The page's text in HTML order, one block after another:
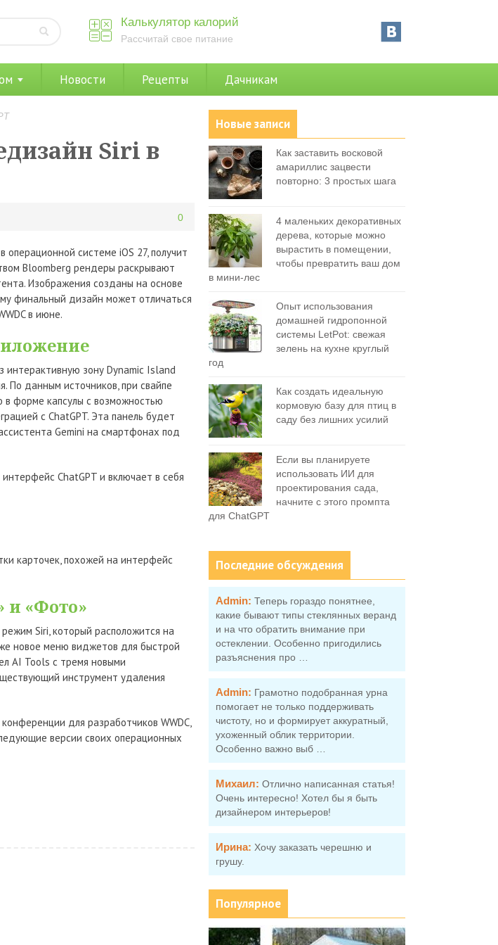
Калькулятор калорий
Рассчитай свое питание
Новости Рецепты Дачникам
Siri в
0
системе iOS 27, получит
Bloomberg рендеры раскрывают
Изображения созданы на основе
финальный дизайн может отличаться
в июне.
интерактивную зону Dynamic Island
По данным источников, при свайпе
в форме капсулы с возможностью
с ChatGPT. Эта панель будет
Gemini на смартфонах под
ChatGPT и включает в себя
карточек, похожей на интерфейс
и «Фото»
Siri, который расположится на
новое меню виджетов для быстрой
AI Tools с тремя новыми
инструмент удаления
для разработчиков WWDC,
версии своих операционных
Новые записи
Как заставить восковой
амариллис зацвести
повторно: 3 простых шага
4 маленьких декоративных
дерева, которые можно
вырастить в помещении,
чтобы превратить ваш дом
в мини-лес
Опыт использования
домашней гидропонной
системы LetPot: свежая
зелень на кухне круглый
год
Как создать идеальную
кормовую базу для птиц в
саду без лишних усилий
Если вы планируете
использовать ИИ для
проектирования сада,
начните с этого промпта
для ChatGPT
Последние обсуждения
Admin: Теперь гораздо понятнее,
какие бывают типы стеклянных веранд
и на что обратить внимание при
остеклении. Особенно пригодились
разъяснения про …
Admin: Грамотно подобранная урна
помогает не только поддерживать
чистоту, но и формирует аккуратный,
ухоженный облик территории.
Особенно важно выб …
Михаил: Отлично написанная статья!
Очень интересно! Хотел бы я быть
дизайнером интерьеров!
Ирина: Хочу заказать черешню и
грушу.
Популярное